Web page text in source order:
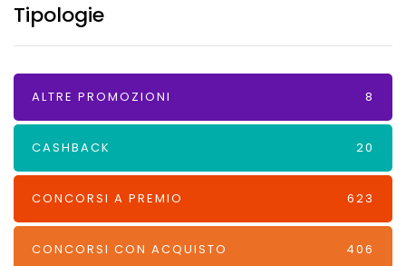
Tipologie
ALTRE PROMOZIONI 8
CASHBACK 20
CONCORSI A PREMIO 623
CONCORSI CON ACQUISTO 406